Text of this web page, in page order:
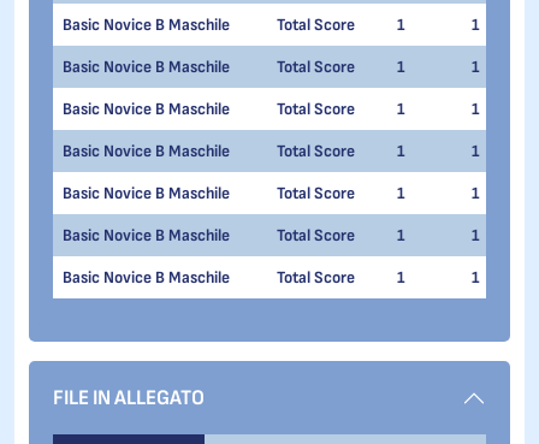
Basic Novice B Maschile Total Score 1 1
Basic Novice B Maschile Total Score 1 1
Basic Novice B Maschile Total Score 1 1
Basic Novice B Maschile Total Score 1 1
Basic Novice B Maschile Total Score 1 1
Basic Novice B Maschile Total Score 1 1
Basic Novice B Maschile Total Score 1 1
FILE IN ALLEGATO